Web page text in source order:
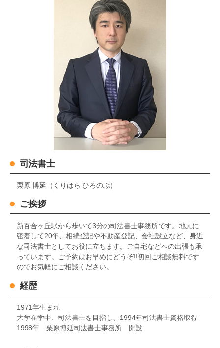
司法書士
栗原 博延（くりはら ひろのぶ）
ご挨拶
新百合ヶ丘駅から歩いて3分の司法書士事務所です。地元に
密着して20年、相続登記や不動産登記、会社設立など、身近
な司法書士としてお役に立ちます。ご自宅などへの出張も承
っています。ご予約はお早めにどうぞ!!初回ご相談無料です
のでお気軽にご相談ください。
経歴
1971年生まれ
大学在学中、司法書士を目指し、1994年司法書士資格取得
1998年 栗原博延司法書士事務所 開設